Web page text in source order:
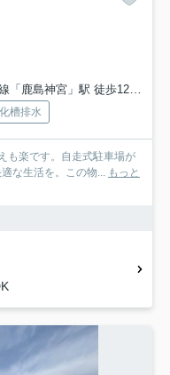
「鹿島神宮」駅 徒歩122分
槽排水
も楽です。自走式駐車場が
な生活を。この物... もっと